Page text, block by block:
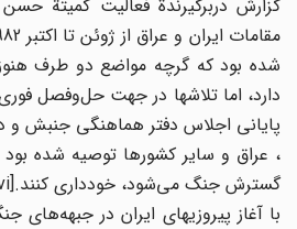
گزارش دربرگیرندة فعالیت کمیتة حسن
شده بود که گرچه مواضع دو طرف هنوز
دارد، اما تلاشها در جهت حل‌وفصل فوری
پایانی اجلاس دفتر هماهنگی جنبش و در
، عراق و سایر کشورها توصیه شده بود
گسترش جنگ می‌شود، خودداری کنند.[xvi]
با آغاز پیروزیهای ایران در جبهه‌های